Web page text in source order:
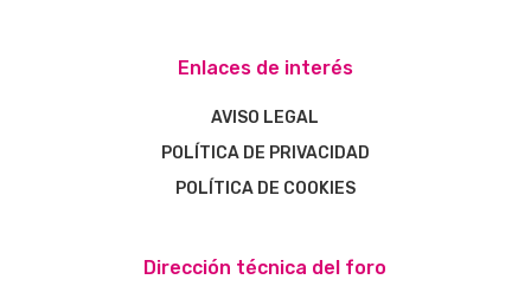
Enlaces de interés
AVISO LEGAL
POLÍTICA DE PRIVACIDAD
POLÍTICA DE COOKIES
Dirección técnica del foro